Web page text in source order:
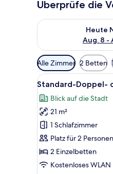
Überprüfe die
Heute
Aug. 8 -
Überprüfe die
Verfügbare
Filter
für
Zimmer
Alle Zimmer 2 Betten
Alle
Fotos
für
Standard-
Doppel-
oder
-
Zweibettzimmer
10
Standard-Doppel-
Blick auf die Stadt
21 m²
1 Schlafzimmer
Platz für 2 Personen
2 Einzelbetten
Kostenloses WLAN